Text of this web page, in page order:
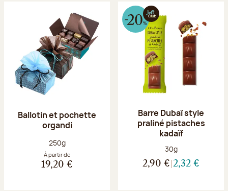
Ballotin et pochette
organdi
Poids net :
250g
À partir de
19,20 €
Barre Dubaï style
praliné pistaches
kadaïf
Poids net :
30g
2,90 € 2,32 €